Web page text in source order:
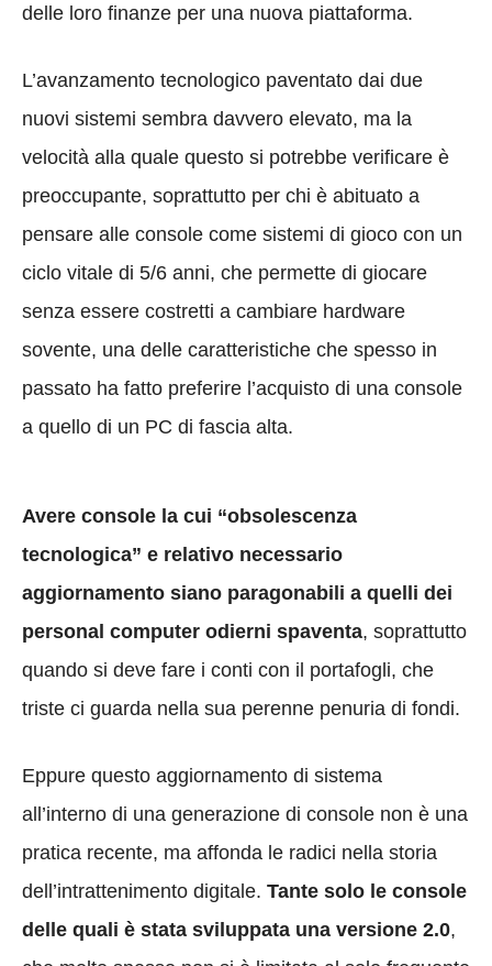
delle loro finanze per una nuova piattaforma.
L’avanzamento tecnologico paventato dai due
nuovi sistemi sembra davvero elevato, ma la
velocità alla quale questo si potrebbe verificare è
preoccupante, soprattutto per chi è abituato a
pensare alle console come sistemi di gioco con un
ciclo vitale di 5/6 anni, che permette di giocare
senza essere costretti a cambiare hardware
sovente, una delle caratteristiche che spesso in
passato ha fatto preferire l’acquisto di una console
a quello di un PC di fascia alta.
Avere console la cui “obsolescenza
tecnologica” e relativo necessario
aggiornamento siano paragonabili a quelli dei
personal computer odierni spaventa, soprattutto
quando si deve fare i conti con il portafogli, che
triste ci guarda nella sua perenne penuria di fondi.
Eppure questo aggiornamento di sistema
all’interno di una generazione di console non è una
pratica recente, ma affonda le radici nella storia
dell’intrattenimento digitale. Tante solo le console
delle quali è stata sviluppata una versione 2.0,